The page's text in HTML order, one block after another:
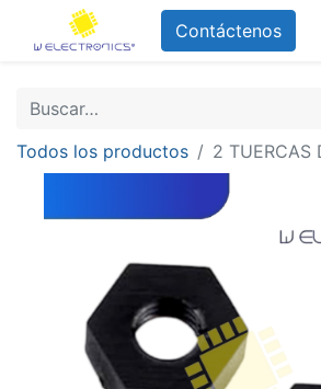
Contáctenos
Todos los productos 2 TUERCAS